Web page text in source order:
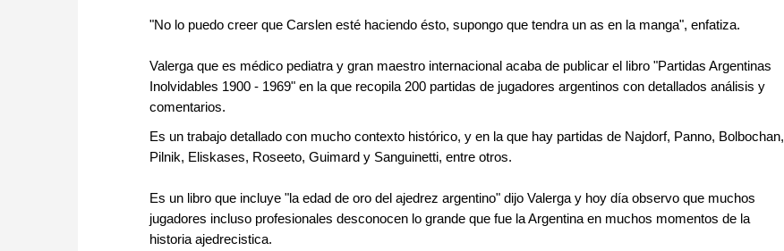
"No lo puedo creer que Carslen esté haciendo ésto, supongo que tendra un as en la manga", enfatiza.
Valerga que es médico pediatra y gran maestro internacional acaba de publicar el libro "Partidas Argentinas
Inolvidables 1900 - 1969" en la que recopila 200 partidas de jugadores argentinos con detallados análisis y
comentarios.
Es un trabajo detallado con mucho contexto histórico, y en la que hay partidas de Najdorf, Panno, Bolbochan,
Pilnik, Eliskases, Roseeto, Guimard y Sanguinetti, entre otros.
Es un libro que incluye "la edad de oro del ajedrez argentino" dijo Valerga y hoy día observo que muchos
jugadores incluso profesionales desconocen lo grande que fue la Argentina en muchos momentos de la
historia ajedrecistica.